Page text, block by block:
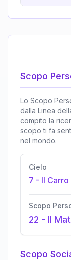
Scopo
Lo Scopo
dalla Linea
compito la
scopo ti fa
nel mondo.
Cielo
7 - Il Carro
Scopo
22 - Il
Scopo